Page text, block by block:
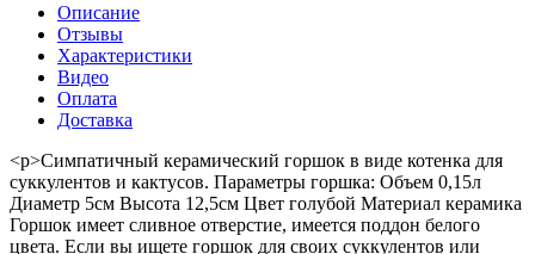
Описание
Отзывы
Характеристики
Видео
Оплата
Доставка
<p>Симпатичный керамический горшок в виде котенка для
суккулентов и кактусов. Параметры горшка: Объем 0,15л
Диаметр 5см Высота 12,5см Цвет голубой Материал керамика
Горшок имеет сливное отверстие, имеется поддон белого
цвета. Если вы ищете горшок для своих суккулентов или